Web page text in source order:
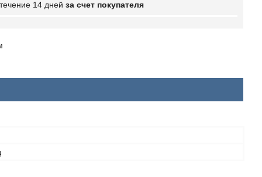
14 дней за счет покупателя